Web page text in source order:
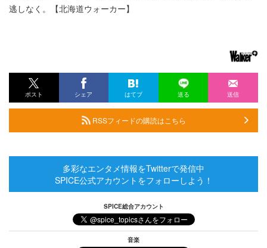
逃しなく。【北海道ウォーカー】
ポスト シェア はてブ 送る 送信
RSSフィードの購読はこちら
多彩なエンタメ情報をTwitterで発信中
SPICE公式アカウントをフォローしよう！
SPICE総合アカウント
音楽